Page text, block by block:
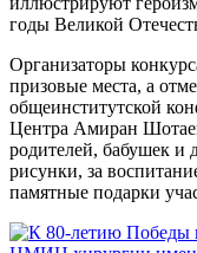
годы Великой
Организаторы
призовые места, а
общеинститутской
Центра Амиран
родителей, бабушек и
рисунки, за
памятные подарки